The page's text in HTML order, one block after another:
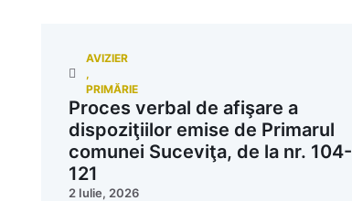
AVIZIER
,
PRIMĂRIE
Proces verbal de afişare a
dispoziţiilor emise de Primarul
comunei Suceviţa, de la nr. 104-
121
2 Iulie, 2026